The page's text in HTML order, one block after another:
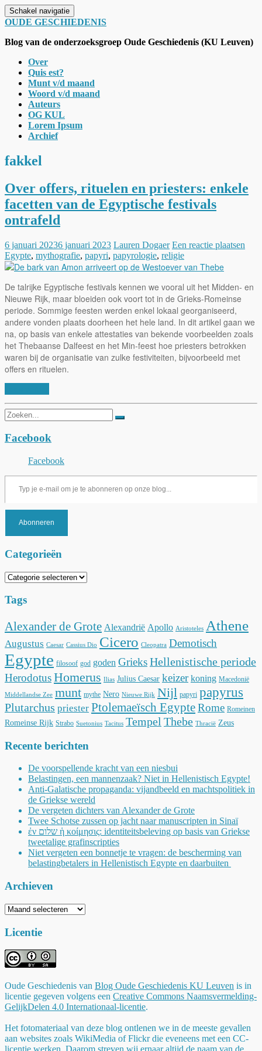
Schakel navigatie
OUDE GESCHIEDENIS
Blog van de onderzoeksgroep Oude Geschiedenis (KU Leuven)
Over
Quis est?
Munt v/d maand
Woord v/d maand
Auteurs
OG KUL
Lorem Ipsum
Archief
fakkel
Over offers, rituelen en priesters: enkele
facetten van de Egyptische festivals
ontrafeld
6 januari 20236 januari 2023 Lauren Dogaer Een reactie plaatsen
Egypte, mythografie, papyri, papyrologie, religie
De talrijke Egyptische festivals kennen we vooral uit het Midden- en
Nieuwe Rijk, maar bloeiden ook voort tot in de Grieks-Romeinse
periode. Sommige feesten werden enkel lokaal georganiseerd,
andere vonden plaats doorheen het hele land. In dit artikel gaan we
na, op basis van enkele attestaties van bekende voorbeelden zoals
het Thebaanse Dalfeest en het Min-feest hoe priesters betrokken
waren bij de organisatie van zulke festiviteiten, bijvoorbeeld met
offers en rituelen.
Zoeken
naar:
Facebook
Facebook
Typ je e-mail om je te abonneren op onze blog...
Abonneren
Categorieën
Categorieën
Tags
Alexander de Grote Alexandrië Apollo Aristoteles Athene
Augustus Caesar Cassius Dio Cicero Cleopatra Demotisch
Egypte filosoof god goden GrieksHellenistische periode
HerodotusHomerus Ilias Julius Caesar keizer koning Macedonië
Middellandse Zee munt mythe Nero Nieuwe Rijk Nijl papyri papyrus
Plutarchus priester Ptolemaeïsch EgypteRome Romeinen
Romeinse Rijk Strabo Suetonius Tacitus Tempel Thebe Thracië Zeus
Recente berichten
De voorspellende kracht van een niesbui
Belastingen, een mannenzaak? Niet in Hellenistisch Egypte!
Anti-Galatische propaganda: vijandbeeld en machtspolitiek in
de Griekse wereld
De vergeten dichters van Alexander de Grote
Twee Schotse zussen op jacht naar manuscripten in Sinaï
ἐν שלום ἡ κοίμησις: identiteitsbeleving op basis van Griekse
tweetalige grafinscripties
Niet vergeten een bonnetje te vragen: de bescherming van
belastingbetalers in Hellenistisch Egypte en daarbuiten
Archieven
Archieven
Licentie
Oude Geschiedenis van Blog Oude Geschiedenis KU Leuven is in
licentie gegeven volgens een Creative Commons Naamsvermelding-
GelijkDelen 4.0 Internationaal-licentie.
Het fotomateriaal van deze blog ontlenen we in de meeste gevallen
aan websites zoals WikiMedia of Flickr die eveneens met een CC-